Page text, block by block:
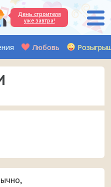
День строителя
уже завтра!
Любовь
каждый год 3 июля.
полосатых палочек
кучу красивых смс